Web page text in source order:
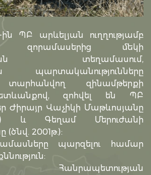
ՊԲ արևելյան ուղղությամբ
զորամասերից մեկի
տեղամասում,
պարտականությունները
տարհանվող զինամթերքի
զոհվել են ՊԲ
Ժիրայր Վաչիկի Մաթևոսյանը
և Գեղամ Մերուժանի
(ծնվ. 2001թ.):
պարզելու համար